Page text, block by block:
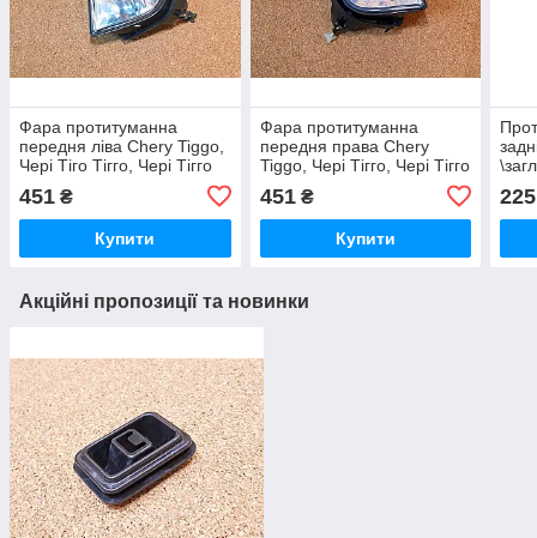
Фара протитуманна
передня ліва Chery Tiggo,
Чері Тіго Тігго, Чері Тігго
451 ₴
Купити
Фара протитуманна
передня права Chery
Tiggo, Чері Тігго, Чері Тігго
451₴
Купити
225
Акційні пропозиції та новинки